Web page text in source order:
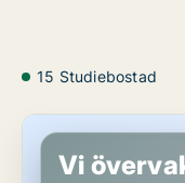
15 Studiebostad
Rum i Malmö
Vi